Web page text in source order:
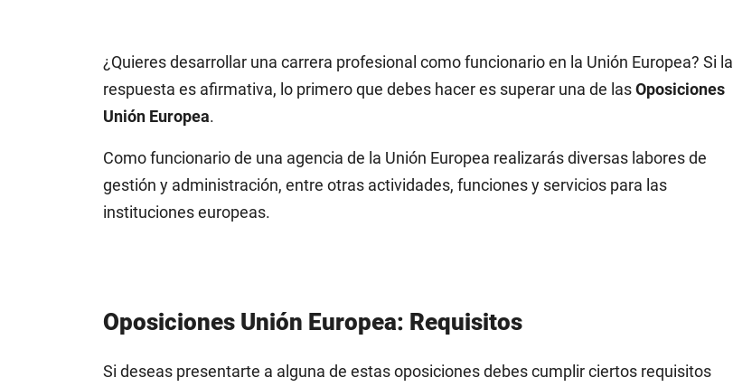
¿Quieres desarrollar una carrera profesional como funcionario en la Unión Europea? Si la
respuesta es afirmativa, lo primero que debes hacer es superar una de lasOposiciones
Unión Europea.
Como funcionario de una agencia de la Unión Europea realizarás diversas labores de
gestión y administración, entre otras actividades, funciones y servicios para las
instituciones europeas.
Oposiciones Unión Europea: Requisitos
Si deseas presentarte a alguna de estas oposiciones debes cumplir ciertos requisitos